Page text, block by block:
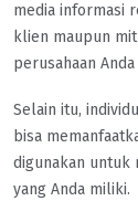
media informasi
klien maupun
perusahaan
Selain itu,
bisa
digunakan untuk
yang Anda miliki.